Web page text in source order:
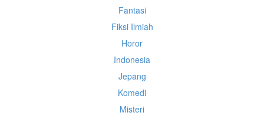
Fantasi
Fiksi Ilmiah
Horor
Indonesia
Jepang
Komedi
Misteri